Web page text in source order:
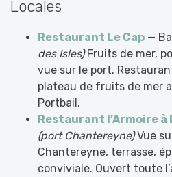
Locales
Restaurant Le Cap —
des Isles)Fruits de mer,
vue sur le port.
plateau de fruits de mer
Portbail.
Restaurant l’Armoire à
(port Chantereyne)Vue
Chantereyne, terrasse,
conviviale. Ouvert toute